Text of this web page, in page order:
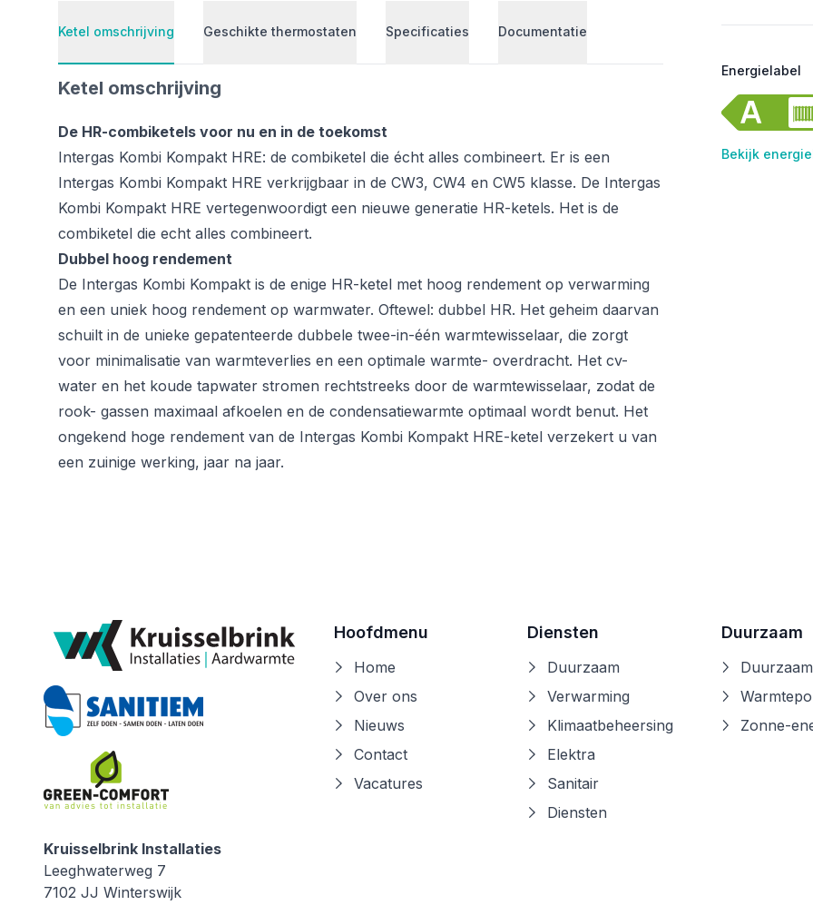
Energielabel
Bekijk
Ketel omschrijving Geschikte thermostaten Specificaties Documentatie
Ketel omschrijving
De HR-combiketels voor nu en in de toekomst
Intergas Kombi Kompakt HRE: de combiketel die écht alles combineert. Er is een
Intergas Kombi Kompakt HRE verkrijgbaar in de CW3, CW4 en CW5 klasse. De Intergas
Kombi Kompakt HRE vertegenwoordigt een nieuwe generatie HR-ketels. Het is de
combiketel die echt alles combineert.
Dubbel hoog rendement
De Intergas Kombi Kompakt is de enige HR-ketel met hoog rendement op verwarming
en een uniek hoog rendement op warmwater. Oftewel: dubbel HR. Het geheim daarvan
schuilt in de unieke gepatenteerde dubbele twee-in-één warmtewisselaar, die zorgt
voor minimalisatie van warmteverlies en een optimale warmte- overdracht. Het cv-
water en het koude tapwater stromen rechtstreeks door de warmtewisselaar, zodat de
rook- gassen maximaal afkoelen en de condensatiewarmte optimaal wordt benut. Het
ongekend hoge rendement van de Intergas Kombi Kompakt HRE-ketel verzekert u van
een zuinige werking, jaar na jaar.
Kruisselbrink Installaties
Kruisselbrink Installaties
Leeghwaterweg 7
7102 JJ Winterswijk
Hoofdmenu
Home
Over ons
Nieuws
Contact
Vacatures
Diensten
Duurzaam
Verwarming
Klimaatbeheersing
Elektra
Sanitair
Diensten
Duurzaam
Zonne-